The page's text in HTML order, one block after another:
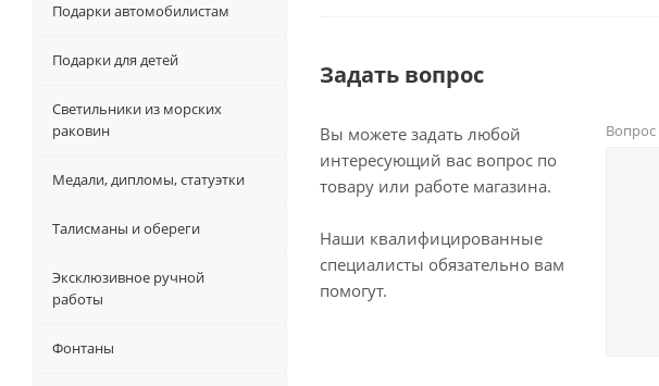
Задать вопрос
Вы можете задать любой
интересующий вас вопрос по
товару или работе магазина.
Наши квалифицированные
специалисты обязательно вам
помогут.
Вопрос
Подарки автомобилистам
Подарки для детей
Светильники из морских
раковин
Медали, дипломы, статуэтки
Талисманы и обереги
Эксклюзивное ручной
работы
Фонтаны